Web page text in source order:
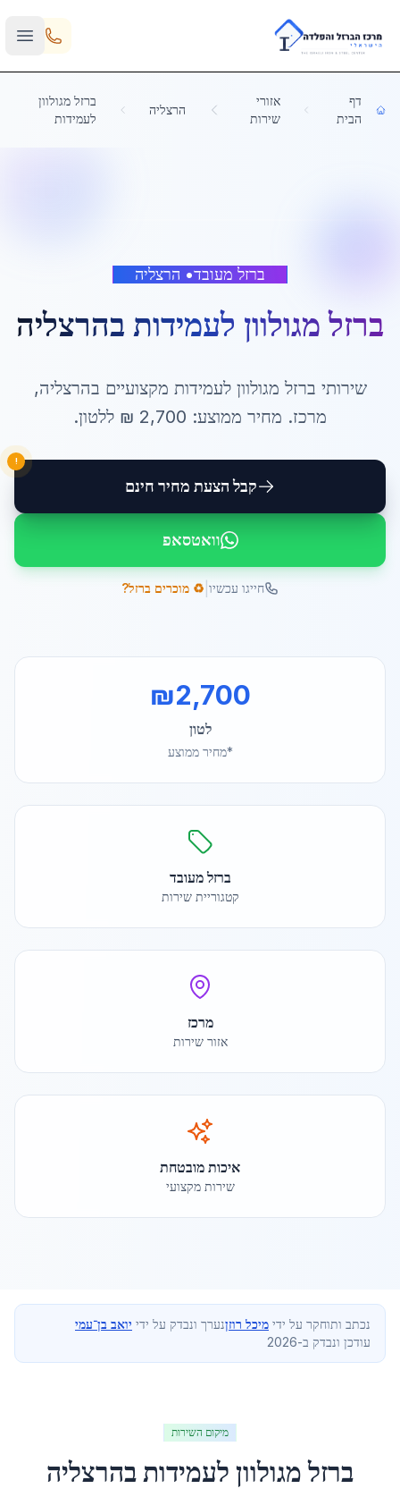
Skip to main content
דף
הבית
אזורי
שירות
הרצליה
ברזל מגולוון
לעמידות
ברזל מעובד• הרצליה
ברזל מגולוון לעמידות בהרצליה
שירותי ברזל מגולוון לעמידות מקצועיים בהרצליה,
מרכז. מחיר ממוצע: 2,700 ₪ ללטון.
קבל הצעת מחיר חינם
!
וואטסאפ
חייגו עכשיו ♻️ מוכרים ברזל?
₪2,700
לטון
*מחיר ממוצע
ברזל מעובד
קטגוריית שירות
מרכז
אזור שירות
איכות מובטחת
שירות מקצועי
נכתב ותוחקר על ידי מיכל רוזןנערך ונבדק על ידי יואב בן־עמי
עודכן ונבדק ב-2026
מיקום השירות
ברזל מגולוון לעמידות בהרצליה